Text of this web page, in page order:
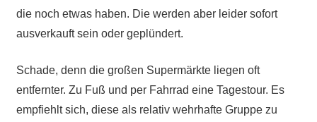
die noch etwas haben. Die werden aber leider sofort
ausverkauft sein oder geplündert.
Schade, denn die großen Supermärkte liegen oft
entfernter. Zu Fuß und per Fahrrad eine Tagestour. Es
empfiehlt sich, diese als relativ wehrhafte Gruppe zu